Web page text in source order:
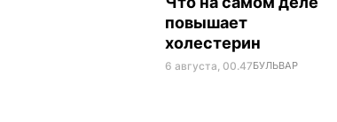
повышает
холестерин
6 августа, 00.47БУЛЬВАР